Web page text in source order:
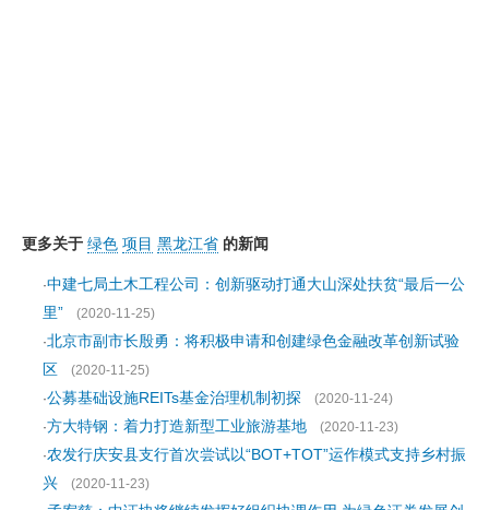
更多关于 绿色 项目 黑龙江省 的新闻
·中建七局土木工程公司：创新驱动打通大山深处扶贫“最后一公
里”
(2020-11-25)
·​北京市副市长殷勇：将积极申请和创建绿色金融改革创新试验
区
(2020-11-25)
·公募基础设施REITs基金治理机制初探
(2020-11-24)
·方大特钢：着力打造新型工业旅游基地
(2020-11-23)
·农发行庆安县支行首次尝试以“BOT+TOT”运作模式支持乡村振
兴
(2020-11-23)